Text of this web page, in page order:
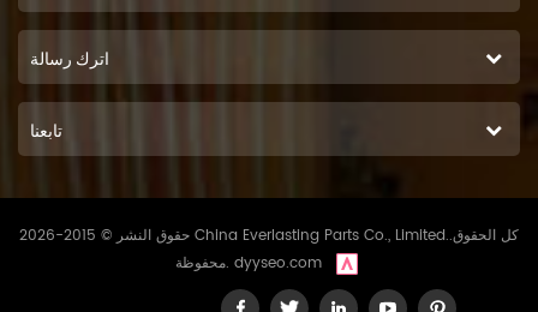
اترك رسالة
تابعنا
حقوق النشر © 2015-2026 China Everlasting Parts Co., Limited..كل الحقوق
محفوظة. dyyseo.com